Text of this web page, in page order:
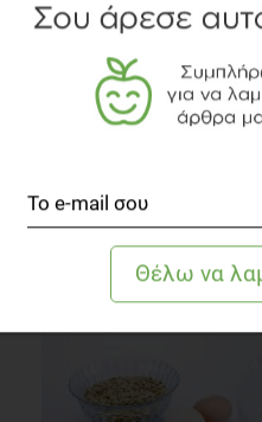
TOPICS